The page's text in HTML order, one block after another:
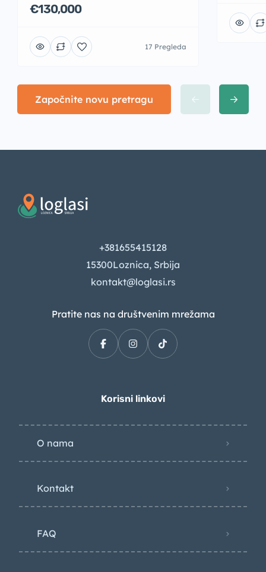
€130,000
17 Pregleda
Započnite novu pretragu
+381655415128
15300Loznica, Srbija
kontakt@loglasi.rs
Pratite nas na društvenim mrežama
Korisni linkovi
O nama
Kontakt
FAQ